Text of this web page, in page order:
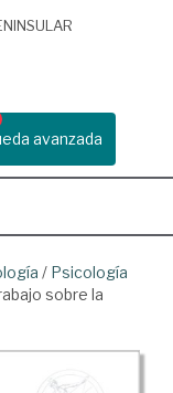
avanzada
/ Psicología
sobre la